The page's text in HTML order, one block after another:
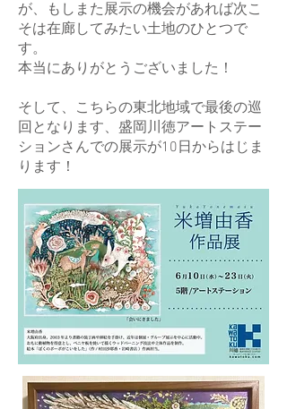
が、もしまた展示の機会があれば次こ
そは在廊してみたい土地のひとつで
す。
本当にありがとうございました！
そして、こちらの東北地域で最後の巡
回となります、盛岡川徳アートステー
ションさんでの展示が10日からはじま
ります！